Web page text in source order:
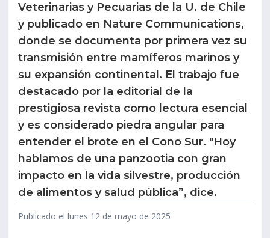
Académicos Egresados
Veterinarias y Pecuarias de la U. de Chile
y publicado en Nature Communications,
donde se documenta por primera vez su
transmisión entre mamíferos marinos y
su expansión continental. El trabajo fue
destacado por la editorial de la
prestigiosa revista como lectura esencial
y es considerado piedra angular para
entender el brote en el Cono Sur. "Hoy
hablamos de una panzootia con gran
impacto en la vida silvestre, producción
de alimentos y salud pública”, dice.
Publicado el lunes 12 de mayo de 2025